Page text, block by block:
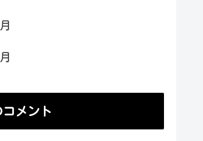
メント